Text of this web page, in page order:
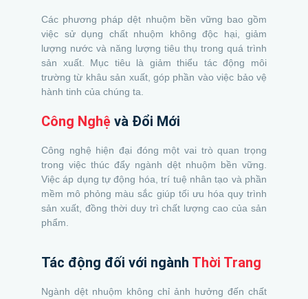
Các phương pháp dệt nhuộm bền vững bao gồm
việc sử dụng chất nhuộm không độc hại, giảm
lượng nước và năng lượng tiêu thụ trong quá trình
sản xuất. Mục tiêu là giảm thiểu tác động môi
trường từ khâu sản xuất, góp phần vào việc bảo vệ
hành tinh của chúng ta.
Công Nghệ và Đổi Mới
Công nghệ hiện đại đóng một vai trò quan trọng
trong việc thúc đẩy ngành dệt nhuộm bền vững.
Việc áp dụng tự động hóa, trí tuệ nhân tạo và phần
mềm mô phỏng màu sắc giúp tối ưu hóa quy trình
sản xuất, đồng thời duy trì chất lượng cao của sản
phẩm.
Tác động đối với ngành Thời Trang
Ngành dệt nhuộm không chỉ ảnh hưởng đến chất